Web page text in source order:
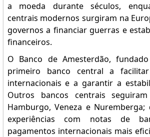
a moeda durante séculos,
centrais modernos surgiram na
governos a financiar guerras e
financeiros.
O Banco de Amesterdão,
primeiro banco central a
internacionais e a garantir a
Outros bancos centrais
Hamburgo, Veneza e Nuremberga;
experiências com notas de
pagamentos internacionais mais